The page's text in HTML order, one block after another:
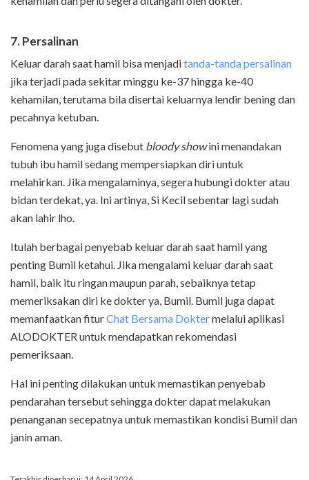
7. Persalinan
Keluar darah saat hamil bisa menjaditanda-tanda persalinan
jika terjadi pada sekitar minggu ke-37 hingga ke-40
kehamilan, terutama bila disertai keluarnya lendir bening dan
pecahnya ketuban.
Fenomena yang juga disebut bloody showini menandakan
tubuh ibu hamil sedang mempersiapkan diri untuk
melahirkan. Jika mengalaminya, segera hubungi dokter atau
bidan terdekat, ya. Ini artinya, Si Kecil sebentar lagi sudah
akan lahir lho.
Itulah berbagai penyebab keluar darah saat hamil yang
penting Bumil ketahui. Jika mengalami keluar darah saat
hamil, baik itu ringan maupun parah, sebaiknya tetap
memeriksakan diri ke dokter ya, Bumil. Bumil juga dapat
memanfaatkan fiturChat Bersama Doktermelalui aplikasi
ALODOKTER untuk mendapatkan rekomendasi
pemeriksaan.
Hal ini penting dilakukan untuk memastikan penyebab
pendarahan tersebut sehingga dokter dapat melakukan
penanganan secepatnya untuk memastikan kondisi Bumil dan
janin aman.